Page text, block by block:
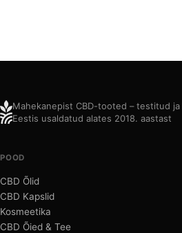
Mahekanepist CBD-tooted – testitud
Eestis usaldatud alates 2018. aastast
POOD
CBD Õlid
CBD Kapslid
Kosmeetika
CBD Õied & Tee